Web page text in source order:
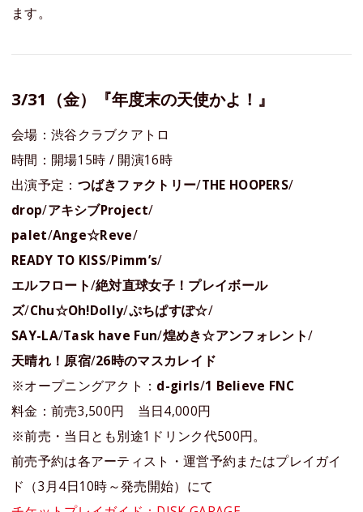
ます。
3/31（金）『年度末の天使かよ！』
会場：渋谷クラブクアトロ
時間：開場15時 / 開演16時
出演予定： つばきファクトリー/THE HOOPERS/
drop/アキシブProject/
palet/Ange☆Reve/
READY TO KISS/Pimm’s/
エルフロート/絶対直球女子！プレイボール
ズ/Chu☆Oh!Dolly/ぷちぱすぽ☆/
SAY-LA/Task have Fun/煌めき☆アンフォレント/
天晴れ！原宿/26時のマスカレイド
※オープニングアクト： d-girls/1 Believe FNC
料金：前売3,500円 当日4,000円
※前売・当日とも別途1ドリンク代500円。
前売予約は各アーティスト・運営予約またはプレイガイ
ド（3月4日10時～発売開始）にて